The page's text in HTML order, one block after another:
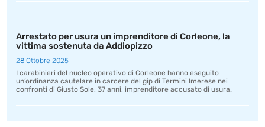
Arrestato per usura un imprenditore di Corleone, la
vittima sostenuta da Addiopizzo
28 Ottobre 2025
I carabinieri del nucleo operativo di Corleone hanno eseguito
un’ordinanza cautelare in carcere del gip di Termini Imerese nei
confronti di Giusto Sole, 37 anni, imprenditore accusato di usura.